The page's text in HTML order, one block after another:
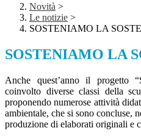
Novità >
Le notizie >
SOSTENIAMO LA
SOSTENIAMO LA
Anche quest’anno il progetto
coinvolto diverse classi della
proponendo numerose attività
ambientale, che si sono concluse,
produzione di elaborati originali e